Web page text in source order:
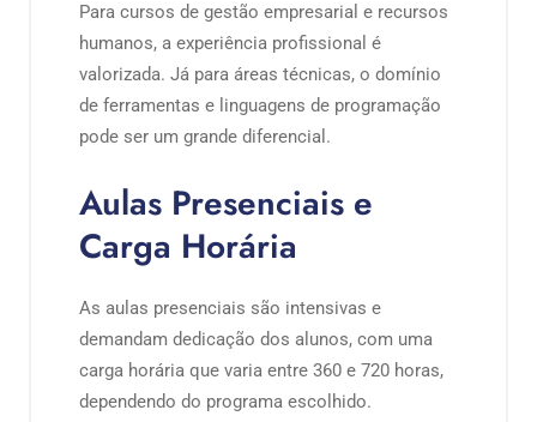
Para cursos de gestão empresarial e recursos
humanos, a experiência profissional é
valorizada. Já para áreas técnicas, o domínio
de ferramentas e linguagens de programação
pode ser um grande diferencial.
Aulas Presenciais e
Carga Horária
As aulas presenciais são intensivas e
demandam dedicação dos alunos, com uma
carga horária que varia entre 360 e 720 horas,
dependendo do programa escolhido.